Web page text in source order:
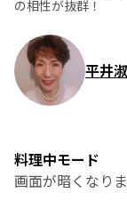
の相性が抜群！
平井
料理中モード
画面が暗くなり